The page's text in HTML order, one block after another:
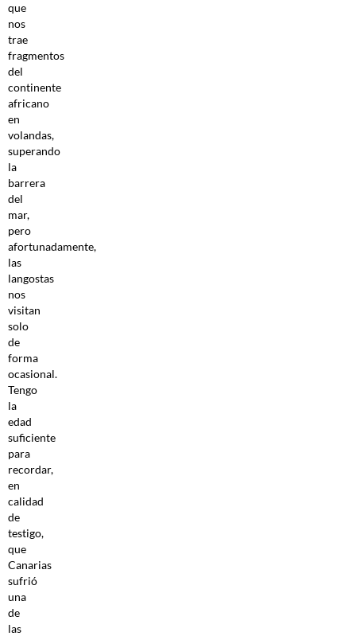
que
nos
trae
fragmentos
del
continente
africano
en
volandas,
superando
la
barrera
del
mar,
pero
afortunadamente,
las
langostas
nos
visitan
solo
de
forma
ocasional.
Tengo
la
edad
suficiente
para
recordar,
en
calidad
de
testigo,
que
Canarias
sufrió
una
de
las